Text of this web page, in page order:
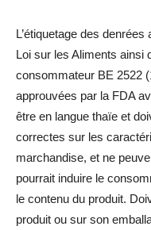
L’étiquetage des
Loi sur les Aliments ainsi
consommateur BE 2522
approuvées par la FDA
être en langue thaïe et
correctes sur les
marchandise, et ne
pourrait induire le
le contenu du produit.
produit ou sur son